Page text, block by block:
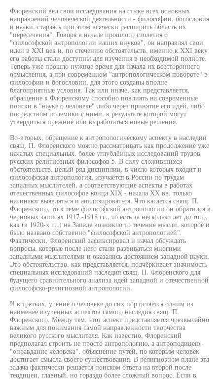
Флоренский вёл свои исследования на стыке всех основных
направлений человеческой деятельности - философии, богословия
и науки, стараясь при этом всячески расширить область их
"пересечения". Говоря в начале прошлого столетия о
"философской антропологии наших внуков", он направлял свои
идеи в XXI век и, по стечению обстоятельств, именно к XXI веку
его работы стали доступны для изучения в необходимой полноте.
Теперь уже прошло нужное время для начала их всестороннего
осмысления, а при современном "антропологическом повороте" в
философии и богословии, для этого созданы вполне
благоприятные условия. Так или иначе, как представляется,
обращение к Флоренскому способно повлиять на современные
поиски в "науке о человеке" либо через принятие его идей, либо
посредством полемики с ними, в результате которой могут
утвердиться прежние или выработаться новые решения.
Во-вторых, обращение к антропологическому аспекту в наследии
свящ. П. Флоренского можно рассматривать как продолжение уже
начатых специальных, более углублённых исследований трудов
русских религиозных философов 5. В силу сложившихся
обстоятельств, целый ряд дисциплин, в число которых входит и
философская антропология, изучается в России по трудам
западных мыслителей, а соответствующие аспекты в работах
отечественных философов конца XIX - начала XX вв. только
начинают выявляться и анализироваться. Что касается свящ. П.
Флоренского, то к теме философской антропологии он обратился в
черновых записях 1917 -1918 гг., то есть за несколько лет до того,
как (в 1920-х гг.) на Западе возникло то течение мысли, которое и
было названо собственно "философской антропологией".
Фактически, Флоренский зафиксировал и начал обсуждать
вопросы, которые после него стали развиваться многими
западными мыслителями и оказались достоянием западной науки.
Это обстоятельство, как представляется, подчёркивает значимость
специальных исследований наследия свящ. П. Флоренского для
будущего сравнительного анализа идей западной и отечественной
философско-религиозной антропологии.
И в третьих, учение о человеке до сих пор остаётся одним из
наименее изученных аспектов самого наследия свящ. П.
Флоренского. Между тем, этот аспект представляется чрезвычайно
важным для понимания самой направленности творчества
великого русского мыслителя. Как известно, Флоренский
предполагал строить не просто антропологию, а антроподицею -
"оправдание человека", объяснение путей, по которым человек
достигает смысла своего существования. В религиозном плане эта
задача фактически решается поиском ответа на второй после
теодицеи, главный, но гораздо более сложный вопрос. Если в